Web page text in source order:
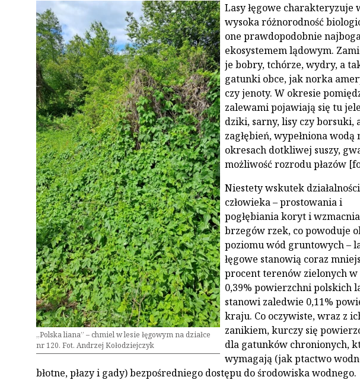
„Polska liana” – chmiel w lesie łęgowym na działce
nr 120. Fot. Andrzej Kołodziejczyk
Lasy łęgowe charakteryzuje
wysoka różnorodność
one prawdopodobnie
ekosystemem lądowym.
je bobry, tchórze, wydry, a
gatunki obce, jak norka
czy jenoty. W okresie
zalewami pojawiają się tu
dziki, sarny, lisy czy borsuki,
zagłębień, wypełniona wodą
okresach dotkliwej suszy,
możliwość rozrodu płazów
Niestety wskutek działalności
człowieka – prostowania i
pogłębiania koryt i
brzegów rzek, co powoduje
poziomu wód gruntowych –
łęgowe stanowią coraz
procent terenów zielonych w
0,39% powierzchni polskich
stanowi zaledwie 0,11%
kraju. Co oczywiste, wraz z
zanikiem, kurczy się
dla gatunków chronionych,
wymagają (jak ptactwo
błotne, płazy i gady) bezpośredniego dostępu do środowiska wodnego.